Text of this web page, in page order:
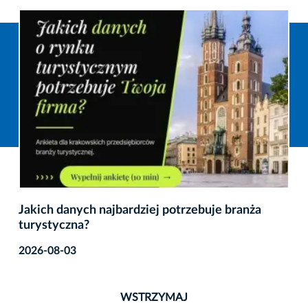
Jakich danych najbardziej potrzebuje branża
turystyczna?
2026-08-03
WSTRZYMAJ